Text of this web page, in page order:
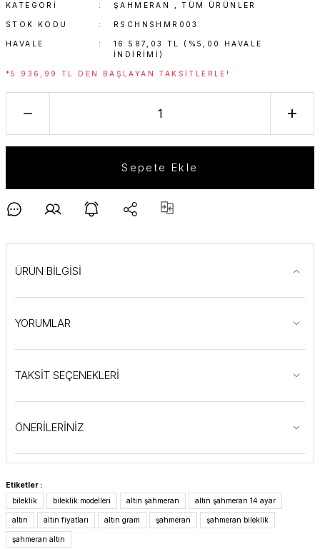
KATEGORI ŞAHMERAN ,TÜM ÜRÜNLER
STOK KODU RSCHNSHMR003
HAVALE
16.587,03 TL (%5,00 HAVALE
INDIRIMI)
*5.936,99 TL DEN BAŞLAYAN TAKSITLERLE!
Sepete Ekle
ÜRÜN BİLGİSİ
YORUMLAR
TAKSİT SEÇENEKLERİ
ÖNERİLERİNİZ
Etiketler :
bileklik
bileklik modelleri altın şahmeran altın şahmeran 14 ayar
altın altın fiyatları altın gram şahmeran şahmeran bileklik
şahmeran altın